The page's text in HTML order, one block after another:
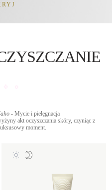
- Mycie i pielęgnacja
akt oczyszczania skóry, czyniąc z
moment.